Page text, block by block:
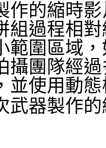
作的縮時
組過程相
範圍區域
攝團隊經
並使用動
武器製作